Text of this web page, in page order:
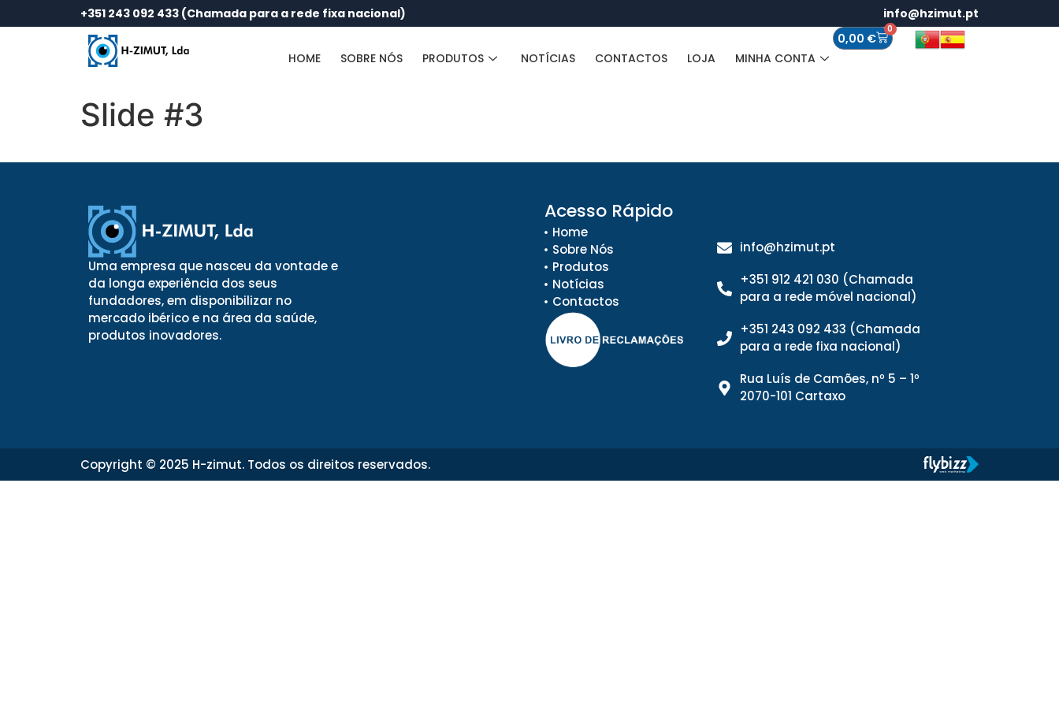
+351 243 092 433 (Chamada para a rede fixa nacional) info@hzimut.pt
HOME SOBRE NÓS PRODUTOS NOTÍCIAS CONTACTOS LOJA MINHA CONTA
0,00 €
0
Slide #3
Uma empresa que nasceu da vontade e
da longa experiência dos seus
fundadores, em disponibilizar no
mercado ibérico e na área da saúde,
produtos inovadores.
Acesso Rápido
Home
Sobre Nós
Produtos
Notícias
Contactos
info@hzimut.pt
+351 912 421 030 (Chamada
para a rede móvel nacional)
+351 243 092 433 (Chamada
para a rede fixa nacional)
Rua Luís de Camões, nº 5 – 1º
2070-101 Cartaxo
Copyright © 2025 H-zimut. Todos os direitos reservados.